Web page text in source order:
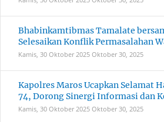
Bhabinkamtibmas Tamalate
Selesaikan Konflik Permasalahan
Kamis, 30 Oktober 2025 Oktober 30, 2025
Kapolres Maros Ucapkan Selamat
74, Dorong Sinergi Informasi dan
Kamis, 30 Oktober 2025 Oktober 30, 2025